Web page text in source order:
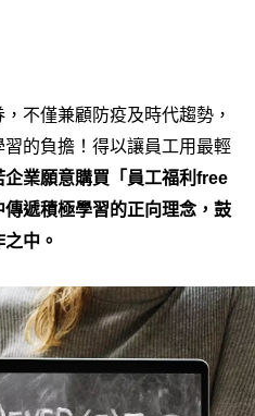
不僅兼顧防疫及時代趨勢，
的負擔！得以讓員工用最輕
企業願意購買「員工福利free
遞積極學習的正向理念，鼓
中。